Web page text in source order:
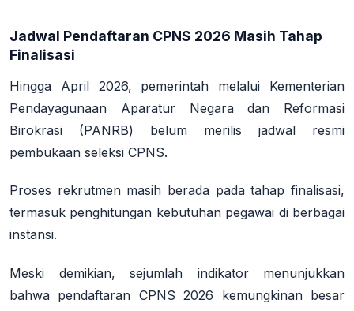
Jadwal Pendaftaran CPNS 2026 Masih Tahap
Finalisasi
Hingga April 2026, pemerintah melalui Kementerian
Pendayagunaan Aparatur Negara dan Reformasi
Birokrasi (PANRB) belum merilis jadwal resmi
pembukaan seleksi CPNS.
Proses rekrutmen masih berada pada tahap finalisasi,
termasuk penghitungan kebutuhan pegawai di berbagai
instansi.
Meski demikian, sejumlah indikator menunjukkan
bahwa pendaftaran CPNS 2026 kemungkinan besar